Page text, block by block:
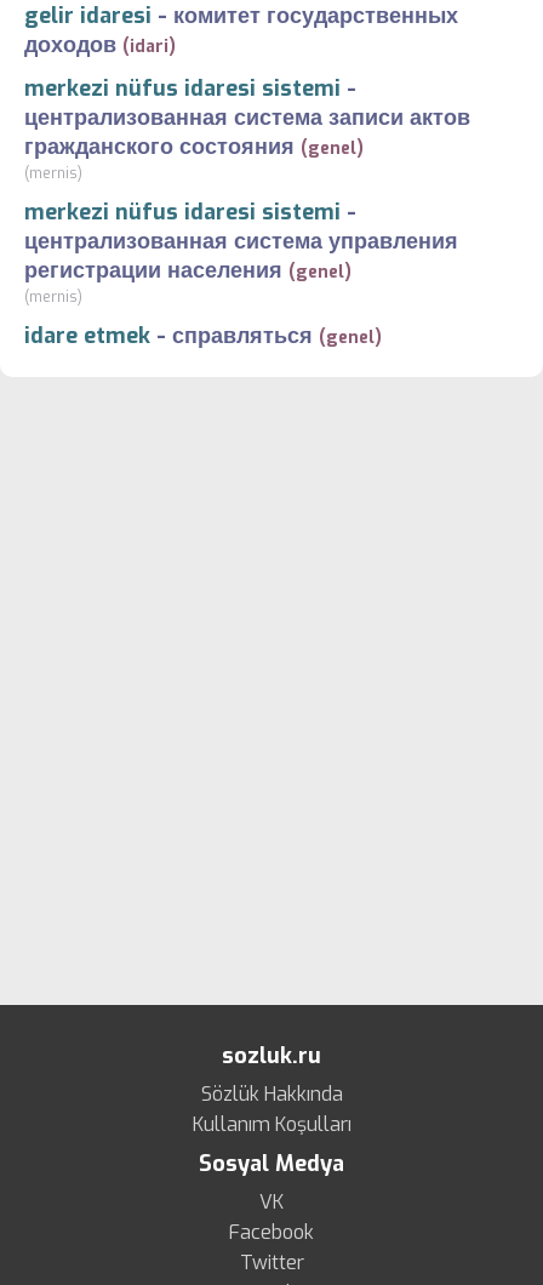
gelir idaresi - комитет государственных
доходов (idari)
merkezi nüfus idaresi sistemi -
централизованная система записи актов
гражданского состояния (genel)
(mernis)
merkezi nüfus idaresi sistemi -
централизованная система управления
регистрации населения (genel)
(mernis)
idare etmek - справляться (genel)
sozluk.ru
Sözlük Hakkında
Kullanım Koşulları
Sosyal Medya
VK
Facebook
Twitter